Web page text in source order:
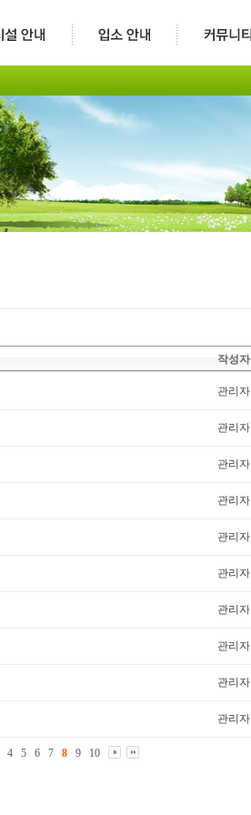
작성자
관리자
관리자
관리자
관리자
관리자
관리자
관리자
관리자
관리자
관리자
4 5 6 7 8 9 10